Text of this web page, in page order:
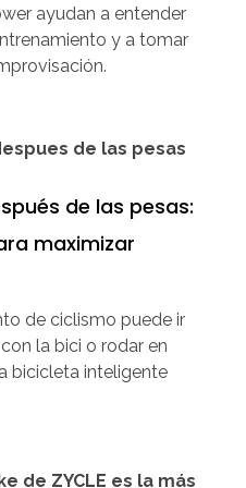
ayudan a entender
y a tomar
de las pesas:
maximizar
de ciclismo puede ir
la bici o rodar en
bicicleta inteligente